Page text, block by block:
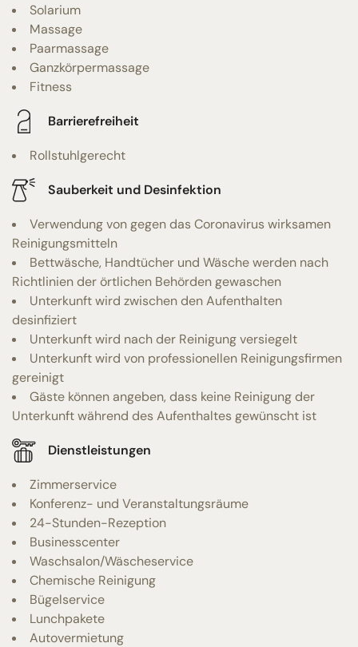
Solarium
Massage
Paarmassage
Ganzkörpermassage
Fitness
Barrierefreiheit
Rollstuhlgerecht
Sauberkeit und Desinfektion
Verwendung von gegen das Coronavirus wirksamen
Reinigungsmitteln
Bettwäsche, Handtücher und Wäsche werden nach
Richtlinien der örtlichen Behörden gewaschen
Unterkunft wird zwischen den Aufenthalten
desinfiziert
Unterkunft wird nach der Reinigung versiegelt
Unterkunft wird von professionellen Reinigungsfirmen
gereinigt
Gäste können angeben, dass keine Reinigung der
Unterkunft während des Aufenthaltes gewünscht ist
Dienstleistungen
Zimmerservice
Konferenz- und Veranstaltungsräume
24-Stunden-Rezeption
Businesscenter
Waschsalon/Wäscheservice
Chemische Reinigung
Bügelservice
Lunchpakete
Autovermietung